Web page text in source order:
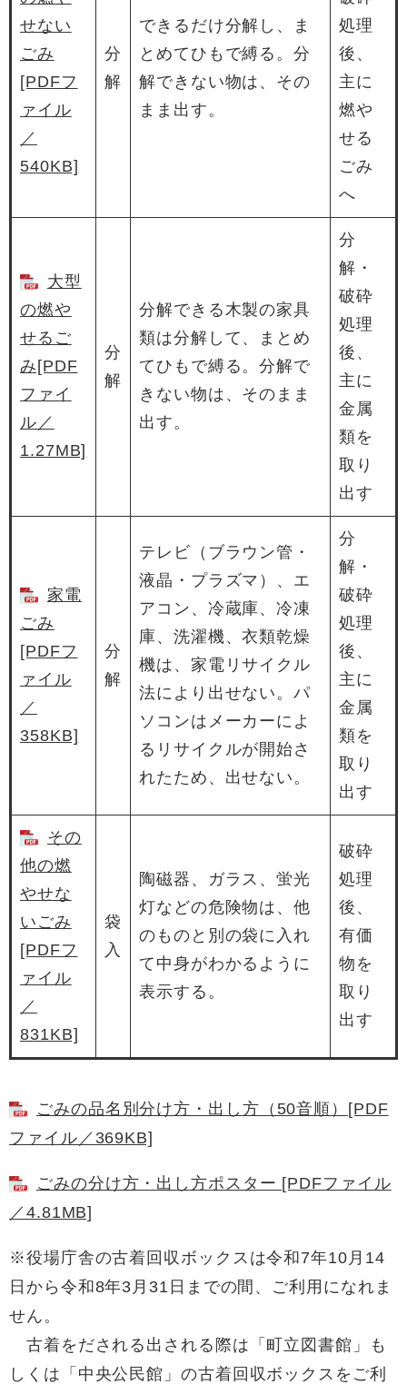
せない
ごみ
[PDFフ
ァイル
／
540KB]
分
解
できるだけ分解し、ま
とめてひもで縛る。分
解できない物は、その
まま出す。
処理
後、
主に
燃や
せる
ごみ
へ
大型
の燃や
せるご
み[PDF
ファイ
ル／
1.27MB]
分
解
分解できる木製の家具
類は分解して、まとめ
てひもで縛る。分解で
きない物は、そのまま
出す。
分
解・
破砕
処理
後、
主に
金属
類を
取り
出す
家電
ごみ
[PDFフ
ァイル
／
358KB]
分
解
テレビ（ブラウン管・
液晶・プラズマ）、エ
アコン、冷蔵庫、冷凍
庫、洗濯機、衣類乾燥
機は、家電リサイクル
法により出せない。パ
ソコンはメーカーによ
るリサイクルが開始さ
れたため、出せない。
分
解・
破砕
処理
後、
主に
金属
類を
取り
出す
その
他の燃
やせな
いごみ
[PDFフ
ァイル
／
831KB]
袋
入
陶磁器、ガラス、蛍光
灯などの危険物は、他
のものと別の袋に入れ
て中身がわかるように
表示する。
破砕
処理
後、
有価
物を
取り
出す
ごみの品名別分け方・出し方（50音順）[PDF
ファイル／369KB]
ごみの分け方・出し方ポスター [PDFファイル
／4.81MB]
※役場庁舎の古着回収ボックスは令和7年10月14
日から令和8年3月31日までの間、ご利用になれま
せん。
古着をだされる出される際は「町立図書館」も
しくは「中央公民館」の古着回収ボックスをご利